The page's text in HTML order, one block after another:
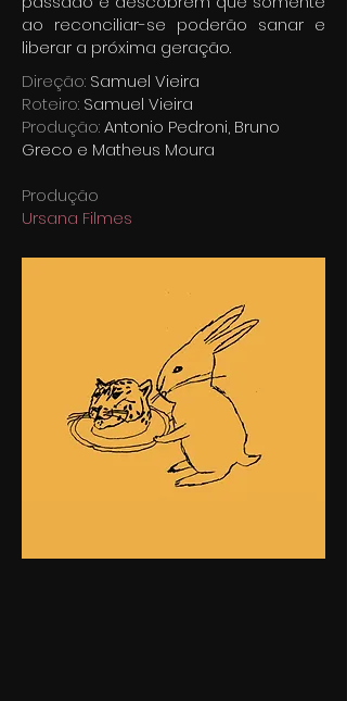
ao reconciliar-se poderão sanar e
liberar a próxima geração.
Direção: Samuel Vieira
Roteiro: Samuel Vieira
Produção:Antonio Pedroni, Bruno
Greco e Matheus Moura
Produção
Ursana Filmes
Seleções